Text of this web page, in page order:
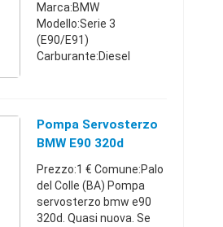
Marca:BMW
Modello:Serie 3
(E90/E91)
Carburante:Diesel
Comune:Caltanissetta
(CL) Vendo BMW e90
con ...
Pompa Servosterzo
BMW E90 320d
Prezzo:1 € Comune:Palo
del Colle (BA) Pompa
servosterzo bmw e90
320d. Quasi nuova. Se